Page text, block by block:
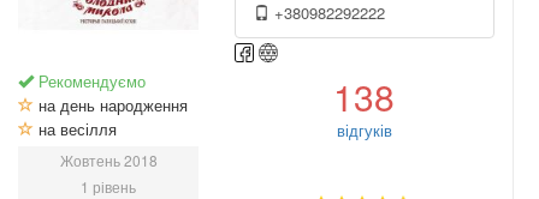
Рекомендуємо
на день народження
на весілля
Жовтень 2018
1 рівень
+380982292222
138
відгуків